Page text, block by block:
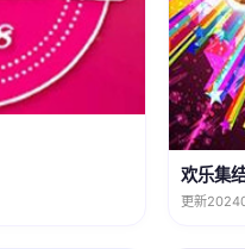
欢乐集
更新